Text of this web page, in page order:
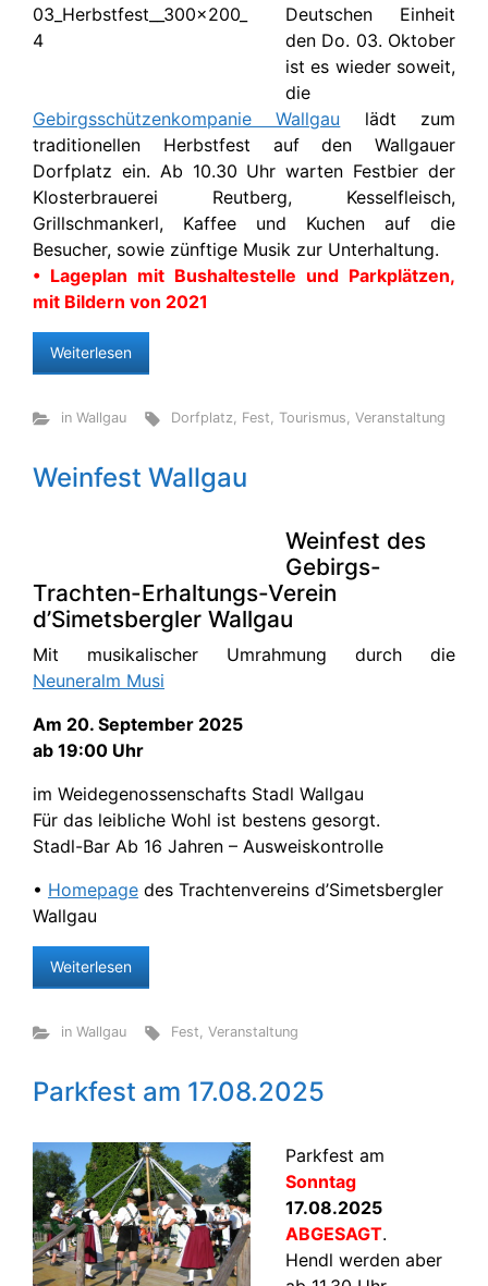
Deutschen Einheit
den Do. 03. Oktober
ist es wieder soweit,
die
Gebirgsschützenkompanie Wallgau lädt zum
traditionellen Herbstfest auf den Wallgauer
Dorfplatz ein. Ab 10.30 Uhr warten Festbier der
Klosterbrauerei Reutberg, Kesselfleisch,
Grillschmankerl, Kaffee und Kuchen auf die
Besucher, sowie zünftige Musik zur Unterhaltung.
• Lageplan mit Bushaltestelle und Parkplätzen,
mit Bildern von 2021
Weiterlesen
in Wallgau Dorfplatz, Fest,Tourismus,Veranstaltung
Weinfest Wallgau
Weinfest des
Gebirgs-
Trachten-Erhaltungs-Verein
d’Simetsbergler Wallgau
Mit musikalischer Umrahmung durch die
Neuneralm Musi
Am 20. September 2025
ab 19:00 Uhr
im Weidegenossenschafts Stadl Wallgau
Für das leibliche Wohl ist bestens gesorgt.
Stadl-Bar Ab 16 Jahren – Ausweiskontrolle
• Homepage des Trachtenvereins d’Simetsbergler
Wallgau
Weiterlesen
in Wallgau Fest,Veranstaltung
Parkfest am 17.08.2025
Parkfest am
Sonntag
17.08.2025
ABGESAGT.
Hendl werden aber